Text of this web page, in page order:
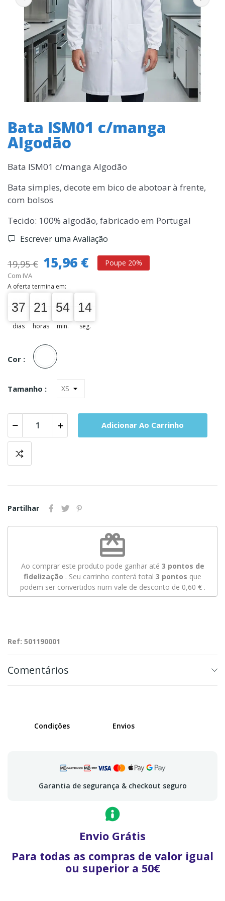
Bata ISM01 c/manga
Algodão
Bata ISM01 c/manga Algodão
Bata simples, decote em bico de abotoar à frente,
com bolsos
Tecido: 100% algodão, fabricado em Portugal
Escrever uma Avaliação
19,95 € 15,96 € Poupe 20%
Com IVA
A oferta termina em:
37
37
00
dias
21
21
00
horas
54
54
00
min.
13
14
seg.
Cor :
Branco
Tamanho :
Adicionar Ao Carrinho
Partilhar
redeem
Ao comprar este produto pode ganhar até 3 pontos de
fidelização . Seu carrinho conterá total 3 pontos que
podem ser convertidos num vale de desconto de 0,60 €.
Ref: 501190001
Comentários
Condições Envios
Garantia de segurança & checkout seguro
Envio Grátis
Para todas as compras de valor igual
ou superior a 50€